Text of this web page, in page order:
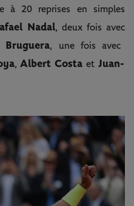
à 20 reprises en simples
Nadal, deux fois avec
Bruguera, une fois avec
, Albert Costa etJuan-